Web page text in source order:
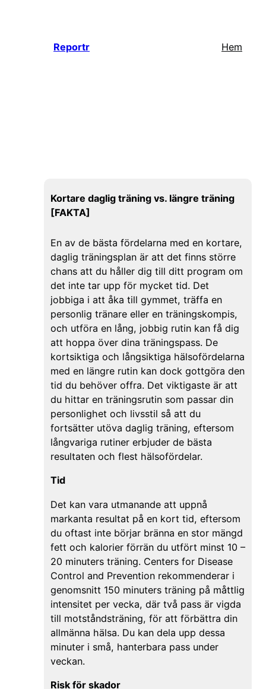
Reportr Hem
Kortare daglig träning vs. längre träning
[FAKTA]
En av de bästa fördelarna med en kortare,
daglig träningsplan är att det finns större
chans att du håller dig till ditt program om
det inte tar upp för mycket tid. Det
jobbiga i att åka till gymmet, träffa en
personlig tränare eller en träningskompis,
och utföra en lång, jobbig rutin kan få dig
att hoppa över dina träningspass. De
kortsiktiga och långsiktiga hälsofördelarna
med en längre rutin kan dock gottgöra den
tid du behöver offra. Det viktigaste är att
du hittar en träningsrutin som passar din
personlighet och livsstil så att du
fortsätter utöva daglig träning, eftersom
långvariga rutiner erbjuder de bästa
resultaten och flest hälsofördelar.
Tid
Det kan vara utmanande att uppnå
markanta resultat på en kort tid, eftersom
du oftast inte börjar bränna en stor mängd
fett och kalorier förrän du utfört minst 10 –
20 minuters träning. Centers for Disease
Control and Prevention rekommenderar i
genomsnitt 150 minuters träning på måttlig
intensitet per vecka, där två pass är vigda
till motståndsträning, för att förbättra din
allmänna hälsa. Du kan dela upp dessa
minuter i små, hanterbara pass under
veckan.
Risk för skador